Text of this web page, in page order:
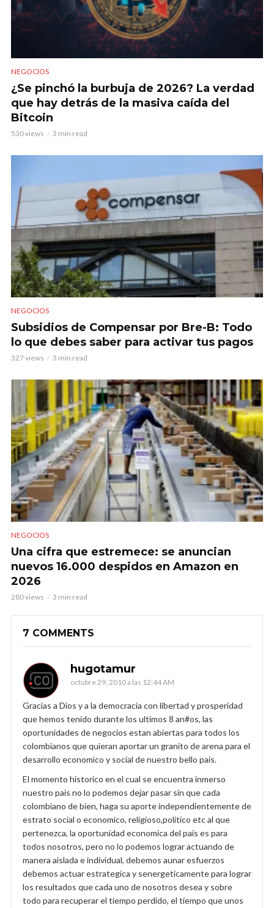
NEGOCIOS
¿Se pinchó la burbuja de 2026? La verdad
que hay detrás de la masiva caída del
Bitcoin
530 views 3 min read
NEGOCIOS
Subsidios de Compensar por Bre-B: Todo
lo que debes saber para activar tus pagos
327 views 3 min read
NEGOCIOS
Una cifra que estremece: se anuncian
nuevos 16.000 despidos en Amazon en
2026
280 views 3 min read
7 COMMENTS
hugotamur
octubre 29, 2010 a las 12:44 AM
Gracias a Dios y a la democracia con libertad y prosperidad
que hemos tenido durante los ultimos 8 an#os, las
oportunidades de negocios estan abiertas para todos los
colombianos que quieran aportar un granito de arena para el
desarrollo economico y social de nuestro bello pais.
El momento historico en el cual se encuentra inmerso
nuestro pais no lo podemos dejar pasar sin que cada
colombiano de bien, haga su aporte independientemente de
estrato social o economico, religioso,politico etc al que
pertenezca, la oportunidad economica del pais es para
todos nosotros, pero no lo podemos lograr actuando de
manera aislada e individual, debemos aunar esfuerzos
debemos actuar estrategica y senergeticamente para lograr
los resultados que cada uno de nosotros desea y sobre
todo para recuperar el tiempo perdido, el tiempo que unos